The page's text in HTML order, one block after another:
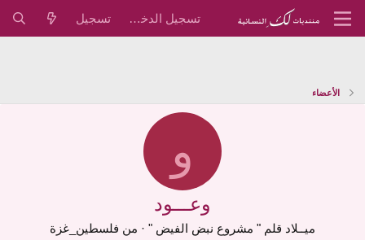
تسجيل الدخول تسجيل
الأعضاء
و
وعـــود
ميــلاد قلم " مشروع نبض الفيض " · من فلسطين_غزة